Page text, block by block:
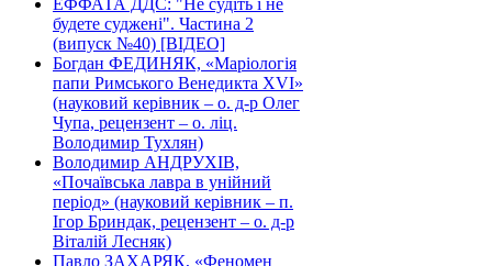
ЕФФАТА ДДС: "Не судіть і не
будете суджені". Частина 2
(випуск №40) [ВІДЕО]
Богдан ФЕДИНЯК, «Маріологія
папи Римського Венедикта XVI»
(науковий керівник – о. д-р Олег
Чупа, рецензент – о. ліц.
Володимир Тухлян)
Володимир АНДРУХІВ,
«Почаївська лавра в унійний
період» (науковий керівник – п.
Ігор Бриндак, рецензент – о. д-р
Віталій Лесняк)
Павло ЗАХАРЯК, «Феномен